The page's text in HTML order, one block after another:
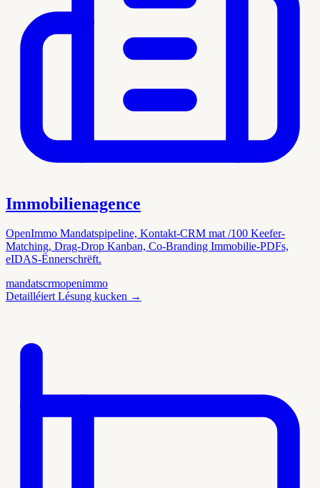
Immobilienagence
OpenImmo Mandatspipeline, Kontakt-CRM mat /100 Keefer-
Matching, Drag-Drop Kanban, Co-Branding Immobilie-PDFs,
eIDAS-Ënnerschrëft.
mandatscrmopenimmo
Detailléiert Lésung kucken →